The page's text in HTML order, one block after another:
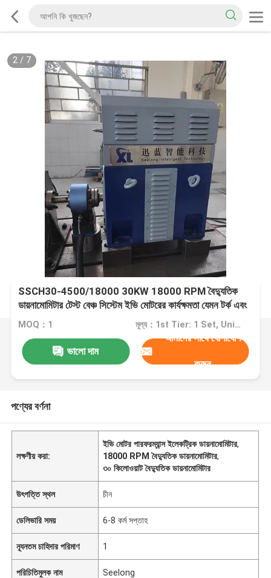
2/ 7
SSCH30-4500/18000 30KW 18000 RPM বৈদ্যুতিক
ডায়নামোমিটার টেস্ট বেঞ্চ সিস্টেম ইভি মোটরের কার্যক্ষমতা যেমন টর্ক এবং
গতি পরিমাপ করার জন্য
MOQ：1 মূল্য：1st Tier: 1 Set, Unit Price USD 3.00 2nd Tier: 2-5 Sets, Unit Price USD 2.00 3rd Tier: Over 5 Sets, Unit Price USD 1.00
ভালো দাম
আমাদের সাথে যোগাযোগ
করুন
পণ্যের বর্ণনা
লক্ষণীয় করা:
ইভি মোটর পারফরম্যান্স ইলেকট্রিক ডায়নামোমিটার,
18000 RPM বৈদ্যুতিক ডায়নামোমিটার,
৩০ কিলোওয়াট বৈদ্যুতিক ডায়নামোমিটার
উৎপত্তি স্থল চীন
ডেলিভারি সময় 6-8 কর্ম সপ্তাহ
ন্যূনতম চাহিদার পরিমাণ 1
পরিচিতিমুলক নাম Seelong